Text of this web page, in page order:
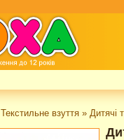
Текстильне взуття » Дитячі